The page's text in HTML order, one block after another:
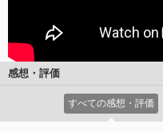
感想・評価
すべての感想・評価